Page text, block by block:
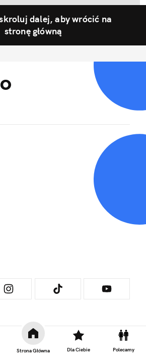
Strona Główna Dla Ciebie Polecamy
dalej, aby wrócić na
stronę główną